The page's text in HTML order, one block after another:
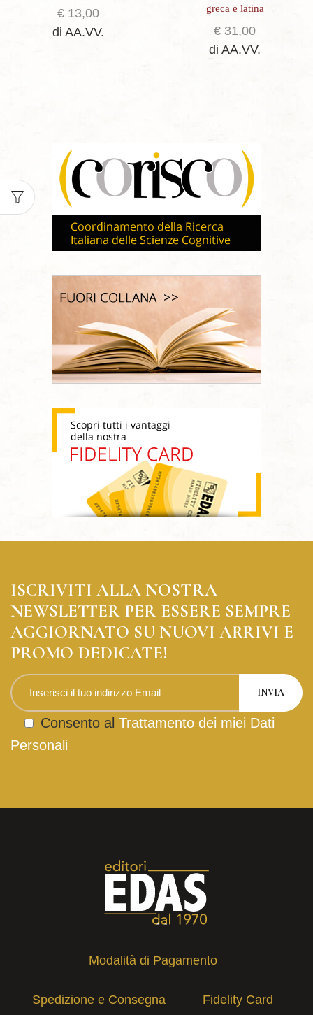
€ 13,00
di AA.VV.
greca e latina
€ 31,00
di AA.VV.
ISCRIVITI ALLA NOSTRA
NEWSLETTER PER ESSERE SEMPRE
AGGIORNATO SU NUOVI ARRIVI E
PROMO DEDICATE!
Consento al Trattamento dei miei Dati
Personali
Modalità di Pagamento
Spedizione e Consegna Fidelity Card